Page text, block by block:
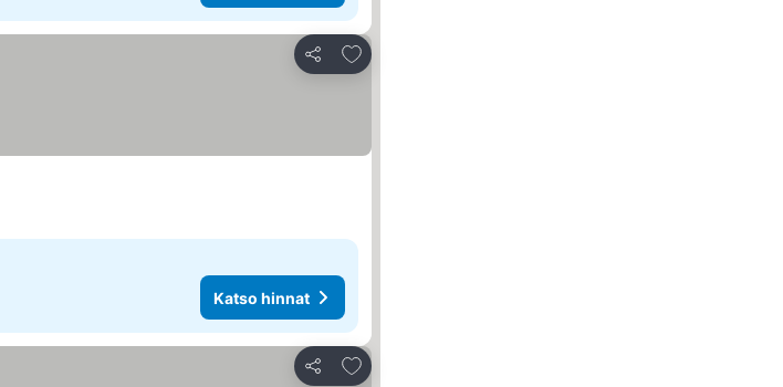
Jaa
Lisää suosikkeihin
Katso hinnat
Jaa
Lisää suosikkeihin